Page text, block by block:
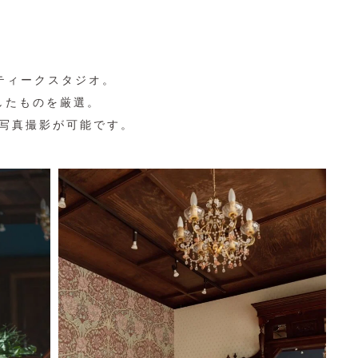
ークスタジオ。
ものを厳選。
真撮影が可能です。